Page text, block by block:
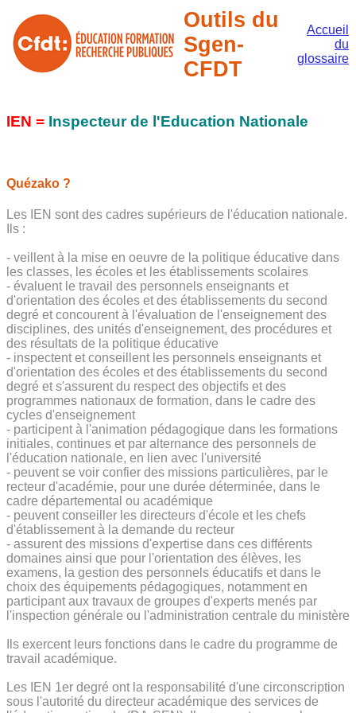
Outils du
Sgen-
CFDT
Accueil
du
glossaire
IEN = Inspecteur de l'Education Nationale
Quézako ?
Les IEN sont des cadres supérieurs de l'éducation nationale.
Ils :
- veillent à la mise en oeuvre de la politique éducative dans
les classes, les écoles et les établissements scolaires
- évaluent le travail des personnels enseignants et
d'orientation des écoles et des établissements du second
degré et concourent à l'évaluation de l'enseignement des
disciplines, des unités d'enseignement, des procédures et
des résultats de la politique éducative
- inspectent et conseillent les personnels enseignants et
d'orientation des écoles et des établissements du second
degré et s'assurent du respect des objectifs et des
programmes nationaux de formation, dans le cadre des
cycles d'enseignement
- participent à l'animation pédagogique dans les formations
initiales, continues et par alternance des personnels de
l'éducation nationale, en lien avec l'université
- peuvent se voir confier des missions particulières, par le
recteur d'académie, pour une durée déterminée, dans le
cadre départemental ou académique
- peuvent conseiller les directeurs d'école et les chefs
d'établissement à la demande du recteur
- assurent des missions d'expertise dans ces différents
domaines ainsi que pour l'orientation des élèves, les
examens, la gestion des personnels éducatifs et dans le
choix des équipements pédagogiques, notamment en
participant aux travaux de groupes d'experts menés par
l'inspection générale ou l'administration centrale du ministère
Ils exercent leurs fonctions dans le cadre du programme de
travail académique.
Les IEN 1er degré ont la responsabilité d'une circonscription
sous l'autorité du directeur académique des services de